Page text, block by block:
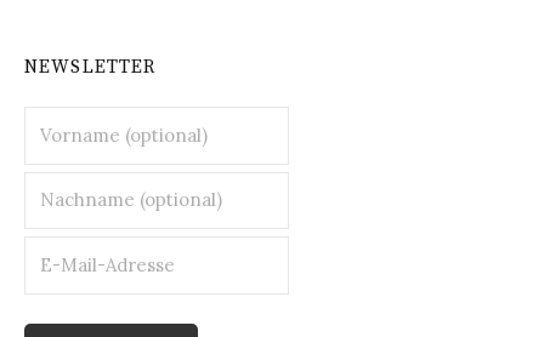
NEWSLETTER